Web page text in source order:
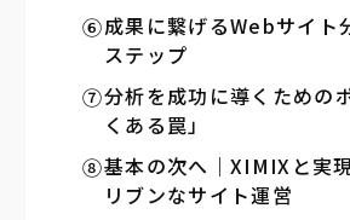
成果に繋げるWebサイト
ステップ
分析を成功に導くための
くある罠」
基本の次へ｜XIMIXと実
リブンなサイト運営